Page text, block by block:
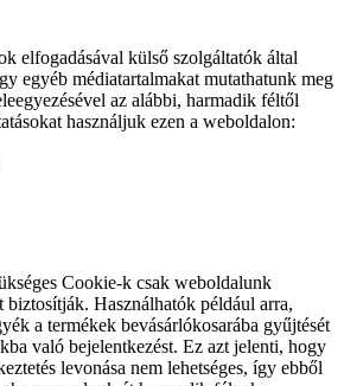
elfogadásával külső szolgáltatók által
egyéb médiatartalmakat mutathatunk meg
az alábbi, harmadik féltől
használjuk ezen a weboldalon:
Cookie-k csak weboldalunk
Használhatók például arra,
a termékek bevásárlókosarába gyűjtését
való bejelentkezést. Ez azt jelenti, hogy
levonása nem lehetséges, így ebből